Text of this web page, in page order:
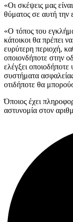
«Οι σκέψεις μας
θύματος σε αυτή την
«Ο τόπος του
κάτοικοι θα πρέπει
ευρύτερη περιοχή,
οποιονδήποτε στην
ελέγξει
συστήματα
οτιδήποτε θα
Όποιος έχει
αστυνομία στον